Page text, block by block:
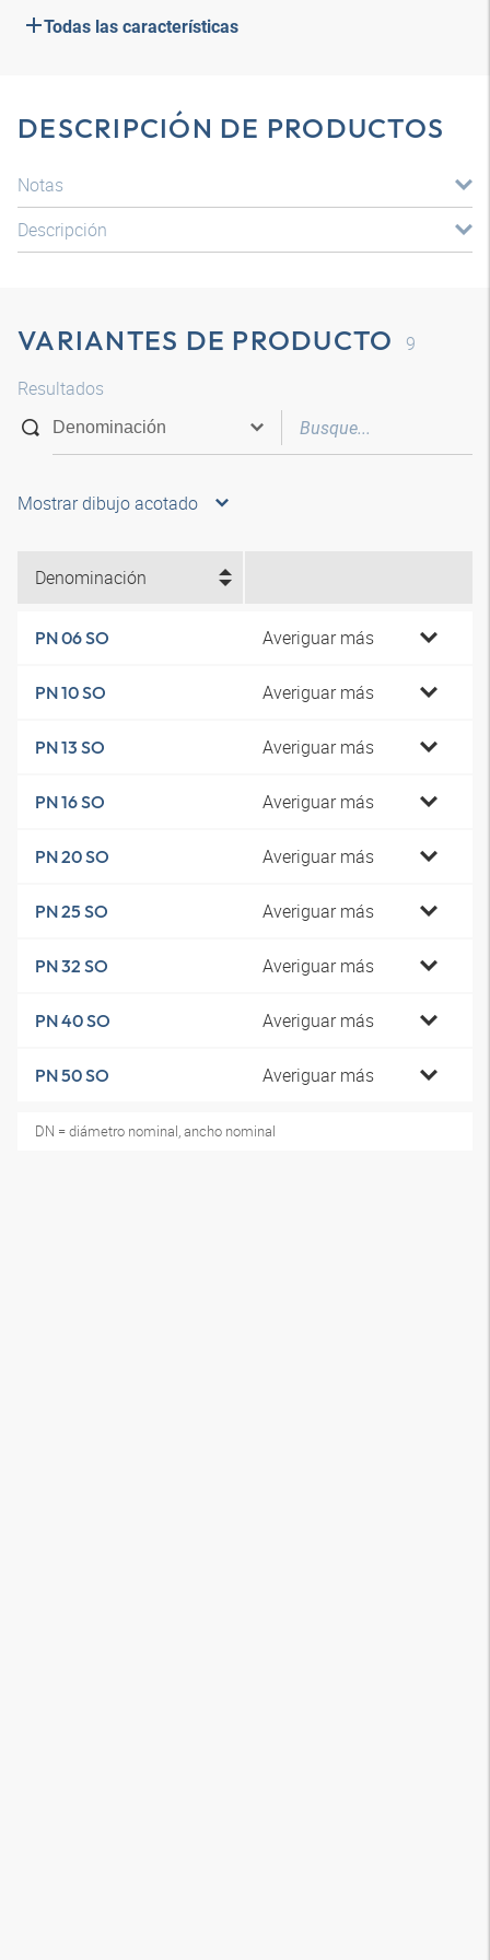
Todas las características
DESCRIPCIÓN DE PRODUCTOS
Notas
Descripción
VARIANTES DE PRODUCTO
9
Resultados
Mostrar dibujo acotado
Denominación
PN 06 SO Averiguar más
PN 10 SO Averiguar más
PN 13 SO Averiguar más
PN 16 SO Averiguar más
PN 20 SO Averiguar más
PN 25 SO Averiguar más
PN 32 SO Averiguar más
PN 40 SO Averiguar más
PN 50 SO Averiguar más
DN = diámetro nominal, ancho nominal